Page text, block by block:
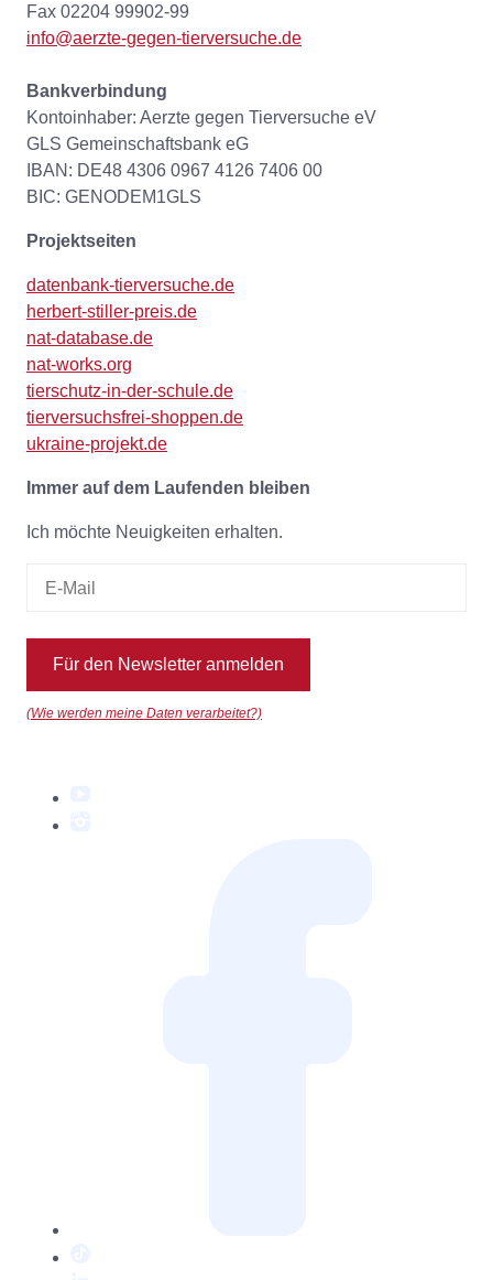
Fax 02204 99902-99
info@aerzte-gegen-tierversuche.de
Bankverbindung
Kontoinhaber: Aerzte gegen Tierversuche eV
GLS Gemeinschaftsbank eG
IBAN: DE48 4306 0967 4126 7406 00
BIC: GENODEM1GLS
Projektseiten
datenbank-tierversuche.de
herbert-stiller-preis.de
nat-database.de
nat-works.org
tierschutz-in-der-schule.de
tierversuchsfrei-shoppen.de
ukraine-projekt.de
Immer auf dem Laufenden bleiben
Ich möchte Neuigkeiten erhalten.
Für den Newsletter anmelden
(Wie werden meine Daten verarbeitet?)